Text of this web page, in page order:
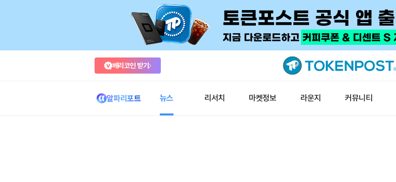
베리코인 받기
알파리포트 뉴스 리서치 마켓정보 라운지 커뮤니티